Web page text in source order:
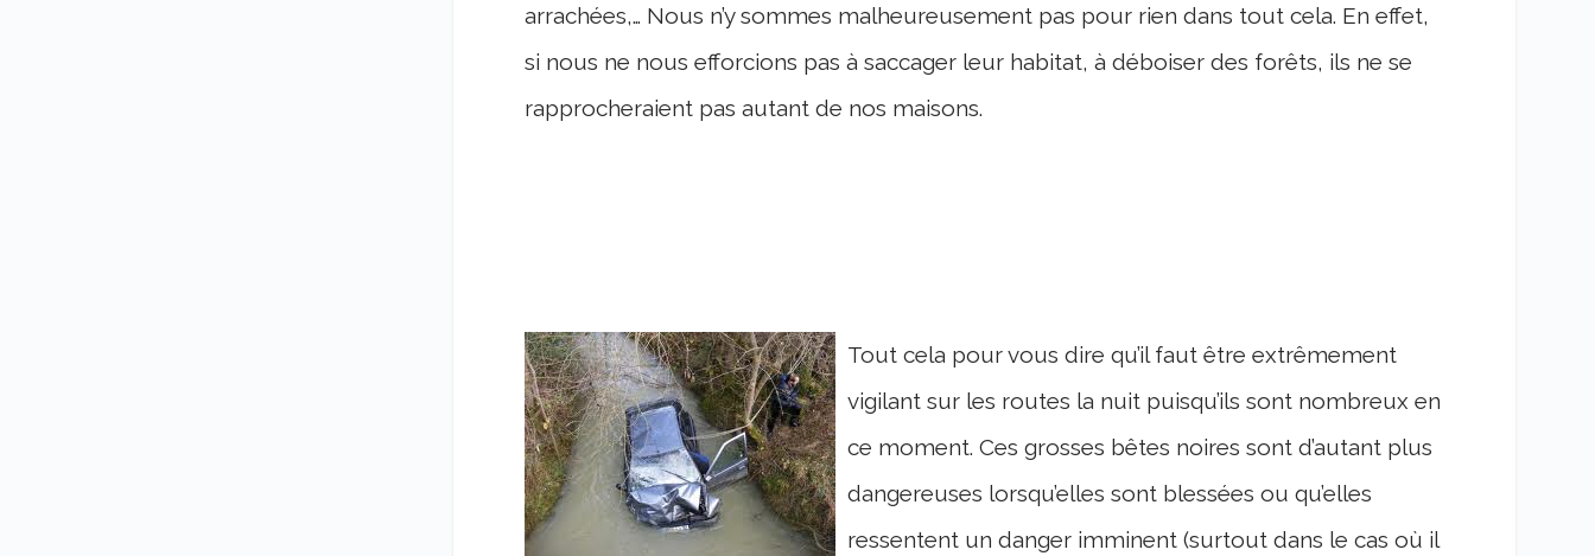
arrachées,… Nous n’y sommes malheureusement pas pour rien dans tout cela. En effet,
si nous ne nous efforcions pas à saccager leur habitat, à déboiser des forêts, ils ne se
rapprocheraient pas autant de nos maisons.
Tout cela pour vous dire qu’il faut être extrêmement
vigilant sur les routes la nuit puisqu’ils sont nombreux en
ce moment. Ces grosses bêtes noires sont d’autant plus
dangereuses lorsqu’elles sont blessées ou qu’elles
ressentent un danger imminent (surtout dans le cas où il